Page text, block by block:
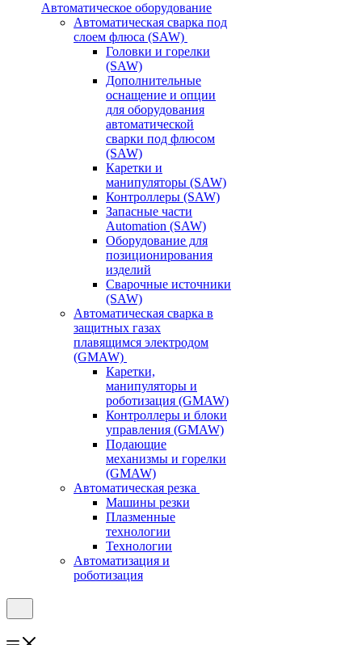
Автоматическое оборудование
Автоматическая сварка под
слоем флюса (SAW)
Головки и горелки
(SAW)
Дополнительные
оснащение и опции
для оборудования
автоматической
сварки под флюсом
(SAW)
Каретки и
манипуляторы (SAW)
Контроллеры (SAW)
Запасные части
Automation (SAW)
Оборудование для
позиционирования
изделий
Сварочные источники
(SAW)
Автоматическая сварка в
защитных газах
плавящимся электродом
(GMAW)
Каретки,
манипуляторы и
роботизация (GMAW)
Контроллеры и блоки
управления (GMAW)
Подающие
механизмы и горелки
(GMAW)
Автоматическая резка
Машины резки
Плазменные
технологии
Технологии
Автоматизация и
роботизация